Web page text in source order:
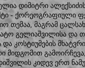
დიმიტრი
- ქორეოგრაფიული
თემაა, მაგრამ
გელიაშვილისა და
კოსტიუმების
მიდგომით
კიდევ ერთ